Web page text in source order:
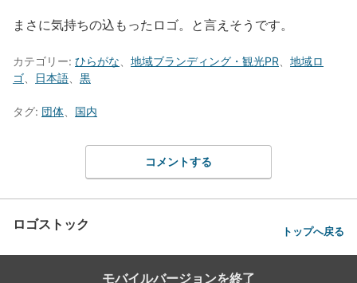
まさに気持ちの込もったロゴ。と言えそうです。
カテゴリー: ひらがな 地域ブランディング・観光PR
地域ロ
ゴ
日本語 黒
タグ: 団体 国内
コメントする
ロゴストック トップへ戻る
モバイルバージョンを終了